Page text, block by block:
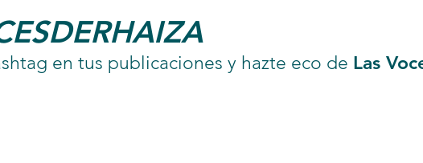
en tus publicaciones y hazte eco de Las